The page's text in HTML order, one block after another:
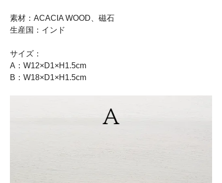
素材：ACACIA WOOD、磁石
生産国：インド
サイズ：
A：W12×D1×H1.5cm
B：W18×D1×H1.5cm